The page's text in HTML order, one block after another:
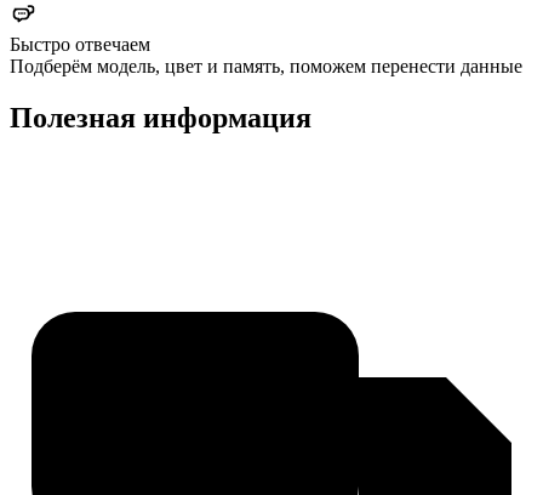
Быстро отвечаем
Подберём модель, цвет и память, поможем перенести данные
Полезная информация